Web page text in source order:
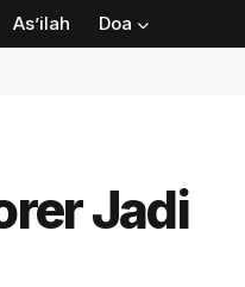
As’ilah Doa
Jadi